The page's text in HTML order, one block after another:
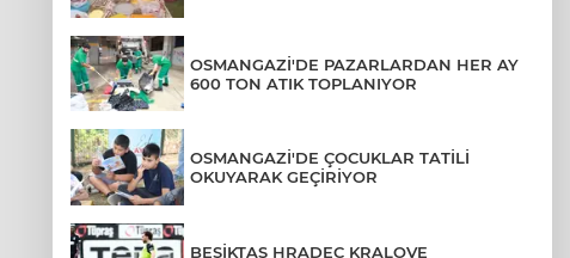
OSMANGAZİ'DE PAZARLARDAN HER AY
600 TON ATIK TOPLANIYOR
OSMANGAZİ'DE ÇOCUKLAR TATİLİ
OKUYARAK GEÇİRİYOR
BEŞİKTAŞ HRADEC KRALOVE